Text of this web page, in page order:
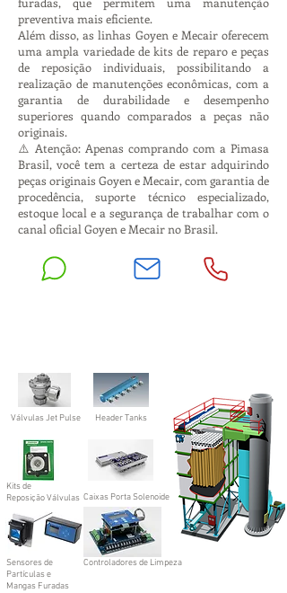
preventiva mais eficiente.
Além disso, as linhas Goyen e Mecair oferecem
uma ampla variedade de kits de reparo e peças
de reposição individuais, possibilitando a
realização de manutenções econômicas, com a
garantia de durabilidade e desempenho
superiores quando comparados a peças não
originais.
⚠️ Atenção: Apenas comprando com a Pimasa
Brasil, você tem a certeza de estar adquirindo
peças originais Goyen e Mecair, com garantia de
procedência, suporte técnico especializado,
estoque local e a segurança de trabalhar com o
canal oficial Goyen e Mecair no Brasil.
Header Tanks
Válvulas Jet Pulse
Kits de
Reposição Válvulas Caixas Porta Solenoide
Sensores de
Partículas e
Mangas Furadas
Controladores de Limpeza